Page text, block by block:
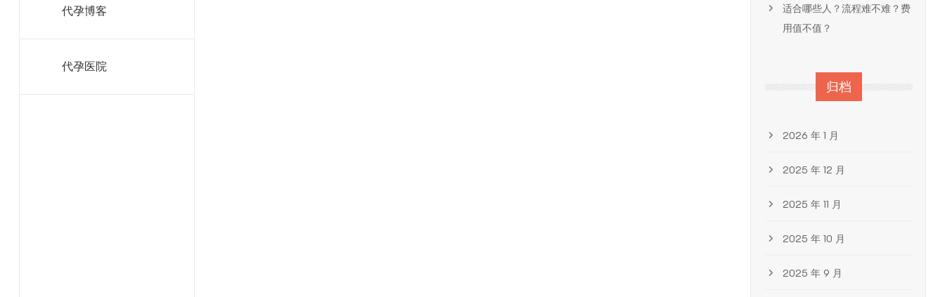
代孕博客
代孕医院
适合哪些人？流程难不难？费
用值不值？
归档
2026 年 1 月
2025 年 12 月
2025 年 11 月
2025 年 10 月
2025 年 9 月